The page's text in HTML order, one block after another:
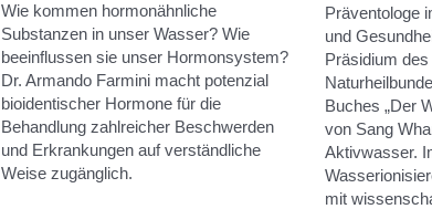
Wie kommen hormonähnliche
Substanzen in unser Wasser? Wie
beeinflussen sie unser Hormonsystem?
Dr. Armando Farmini macht potenzial
bioidentischer Hormone für die
Behandlung zahlreicher Beschwerden
und Erkrankungen auf verständliche
Weise zugänglich.
Präventologe
und
Präsidium
Buches „Der
von Sang
Aktivwasser.
mit